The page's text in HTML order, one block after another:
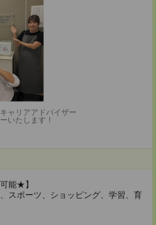
ャリアアドバイザー
いたします！
能★】
スポーツ、ショッピング、学習、育